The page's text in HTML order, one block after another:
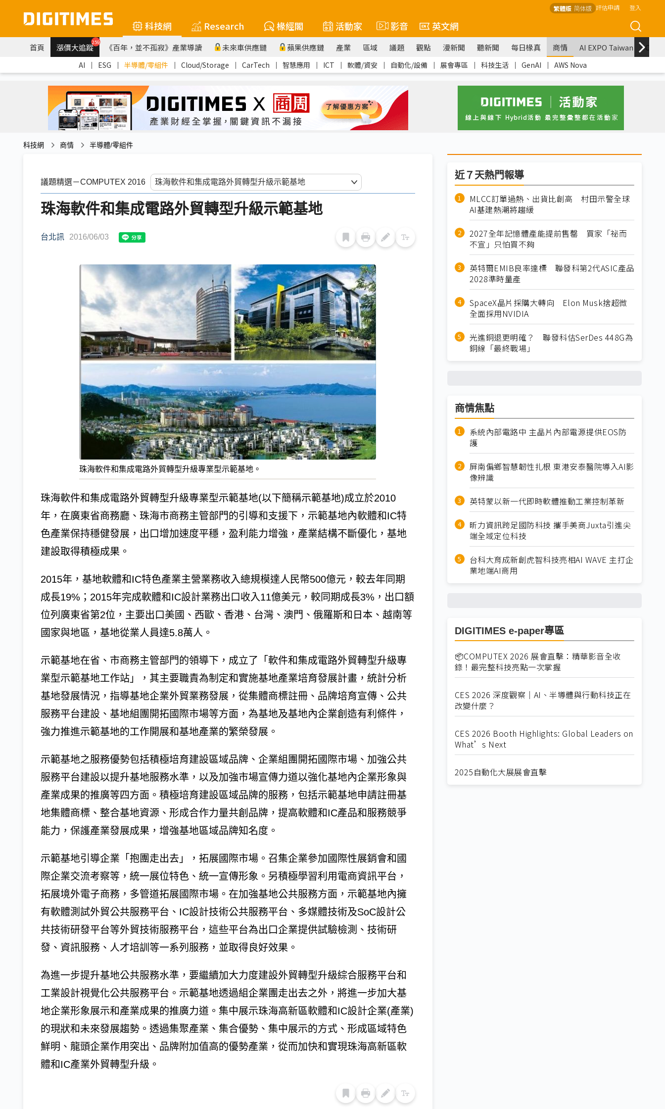
繁體版 简体版 評估申請 登入
科技網 Research 椽經閣 活動家 影音 英文網
首頁 漲價大追蹤259 《百年，並不孤寂》產業導讀 未來車供應鏈 蘋果供應鏈 產業 區域 議題 觀點 漫新聞 聽新聞 每日椽真 商情 AI EXPO Taiwan
AI ｜ ESG ｜ 半導體/零組件 ｜ Cloud/Storage ｜ CarTech ｜ 智慧應用 ｜ ICT ｜ 軟體/資安 ｜ 自動化/設備 ｜ 展會專區 ｜ 科技生活 ｜ GenAI ｜ AWS Nova
科技網 商情 半導體/零組件
議題精選－COMPUTEX 2016
珠海軟件和集成電路外貿轉型升級示範基地
台北訊 2016/06/03
珠海軟件和集成電路外貿轉型升級專業型示範基地。
珠海軟件和集成電路外貿轉型升級專業型示範基地(以下簡稱示範基地)成立於2010
年，在廣東省商務廳、珠海市商務主管部門的引導和支援下，示範基地內軟體和IC特
色產業保持穩健發展，出口增加速度平穩，盈利能力增強，產業結構不斷優化，基地
建設取得積極成果。
2015年，基地軟體和IC特色產業主營業務收入總規模達人民幣500億元，較去年同期
成長19%；2015年完成軟體和IC設計業務出口收入11億美元，較同期成長3%，出口額
位列廣東省第2位，主要出口美國、西歐、香港、台灣、澳門、俄羅斯和日本、越南等
國家與地區，基地從業人員達5.8萬人。
示範基地在省、市商務主管部門的領導下，成立了「軟件和集成電路外貿轉型升級專
業型示範基地工作站」，其主要職責為制定和實施基地產業培育發展計畫，統計分析
基地發展情況，指導基地企業外貿業務發展，從集體商標註冊、品牌培育宣傳、公共
服務平台建設、基地組團開拓國際市場等方面，為基地及基地內企業創造有利條件，
強力推進示範基地的工作開展和基地產業的繁榮發展。
示範基地之服務優勢包括積極培育建設區域品牌、企業組團開拓國際市場、加強公共
服務平台建設以提升基地服務水準，以及加強市場宣傳力道以強化基地內企業形象與
產業成果的推廣等四方面。積極培育建設區域品牌的服務，包括示範基地申請註冊基
地集體商標、整合基地資源、形成合作力量共創品牌，提高軟體和IC產品和服務競爭
能力，保護產業發展成果，增強基地區域品牌知名度。
示範基地引導企業「抱團走出去」，拓展國際市場。召集企業參加國際性展銷會和國
際企業交流考察等，統一展位特色、統一宣傳形象。另積極學習利用電商資訊平台，
拓展境外電子商務，多管道拓展國際市場。在加強基地公共服務方面，示範基地內擁
有軟體測試外貿公共服務平台、IC設計技術公共服務平台、多媒體技術及SoC設計公
共技術研發平台等外貿技術服務平台，這些平台為出口企業提供試驗檢測、技術研
發、資訊服務、人才培訓等一系列服務，並取得良好效果。
為進一步提升基地公共服務水準，要繼續加大力度建設外貿轉型升級綜合服務平台和
工業設計視覺化公共服務平台。示範基地透過組企業團走出去之外，將進一步加大基
地企業形象展示和產業成果的推廣力道。集中展示珠海高新區軟體和IC設計企業(產業)
的現狀和未來發展趨勢。透過集聚產業、集合優勢、集中展示的方式、形成區域特色
鮮明、龍頭企業作用突出、品牌附加值高的優勢產業，從而加快和實現珠海高新區軟
體和IC產業外貿轉型升級。
近７天熱門報導
MLCC訂單過熱、出貨比創高 村田示警全球
AI基建熱潮將趨緩
2027全年記憶體產能提前售罄 買家「祕而
不宣」只怕買不夠
英特爾EMIB良率達標 聯發科第2代ASIC產品
2028準時量產
SpaceX晶片採購大轉向 Elon Musk捨超微
全面採用NVIDIA
光進銅退更明確？ 聯發科估SerDes 448G為
銅線「最終戰場」
商情焦點
系統內部電路中 主晶片內部電源提供EOS防
護
屏南偏鄉智慧韌性扎根 東港安泰醫院導入AI影
像辨識
英特蒙以新一代即時軟體推動工業控制革新
昕力資訊跨足國防科技 攜手美商Juxta引進尖
端全域定位科技
台科大育成新創虎智科技亮相AI WAVE 主打企
業地端AI商用
DIGITIMES e-paper專區
📦COMPUTEX 2026 展會直擊：精華影音全收
錄！最完整科技亮點一次掌握
CES 2026 深度觀察｜AI、半導體與行動科技正在
改變什麼？
CES 2026 Booth Highlights: Global Leaders on
What’s Next
2025自動化大展展會直擊